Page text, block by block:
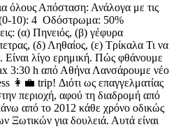
όλους Απόσταση: Ανάλογα με τις
(0-10): 4 Οδόστρωμα: 50%
(α) Πηνειός, (β) γέφυρα
(δ) Ληθαίος, (ε) Τρίκαλα Τι να
λίγο ερημική. Πώς φθάνουμε
3:30 h από Αθήνα Λανσάρουμε νέο
👩‍💼 trip! Διότι ως επαγγελματίας
περιοχή, αφού τη διαδρομή από
από το 2012 κάθε χρόνο οδικώς
Ξωτικών για δουλειά. Αυτά είναι